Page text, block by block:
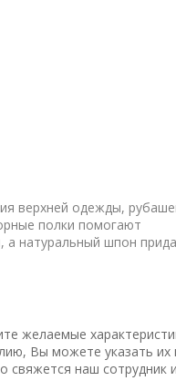
/ КОРПУС ЯСЕНЬ
верхней одежды,
полки помогают
а натуральный шпон
лаком.
цвет.
Ручки могут быть
полки и штанги
желаемые
Вы можете указать их
свяжется наш сотрудник